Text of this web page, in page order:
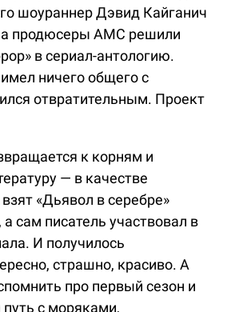
шоураннер Дэвид Кайганич
а продюсеры AMC решили
в сериал-антологию.
ничего общего с
отвратительным. Проект
к корням и
— в качестве
«Дьявол в серебре»
сам писатель участвовал в
И получилось
страшно, красиво. А
про первый сезон и
с моряками,